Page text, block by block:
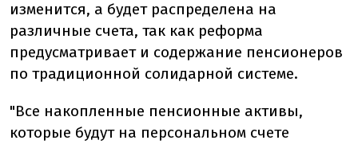
изменится, а будет распределена на
различные счета, так как реформа
предусматривает и содержание пенсионеров
по традиционной солидарной системе.
"Все накопленные пенсионные активы,
которые будут на персональном счете